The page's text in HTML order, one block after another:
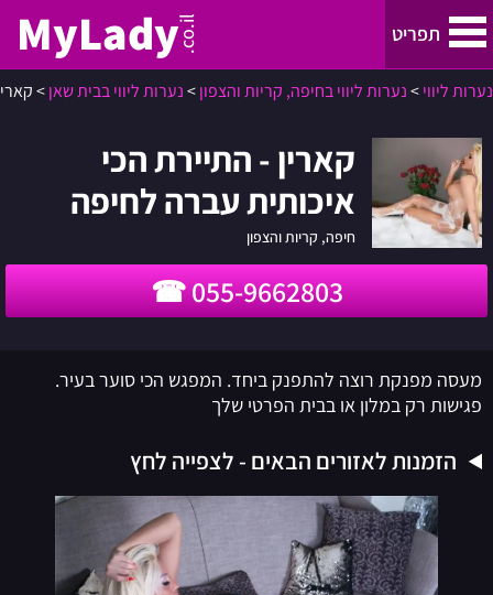
תפריט MyLady.co.il
נערות ליווי
נערות ליווי בתל אביב והמרכז
נערות ליווי בחיפה, קריות והצפון
ירושלים
נערות ליווי באילת
נערות ליווי בתמונות אמיתיות
נערות ליווי>נערות ליווי בחיפה, קריות והצפון>נערות ליווי בבית שאן>
קארין - התיירת הכי
איכותית עברה לחיפה
חיפה, קריות והצפון
055-9662803
מעסה מפנקת רוצה להתפנק ביחד. המפגש הכי סוער בעיר.
פגישות רק במלון או בבית הפרטי שלך
הזמנות לאזורים הבאים - לצפייה לחץ